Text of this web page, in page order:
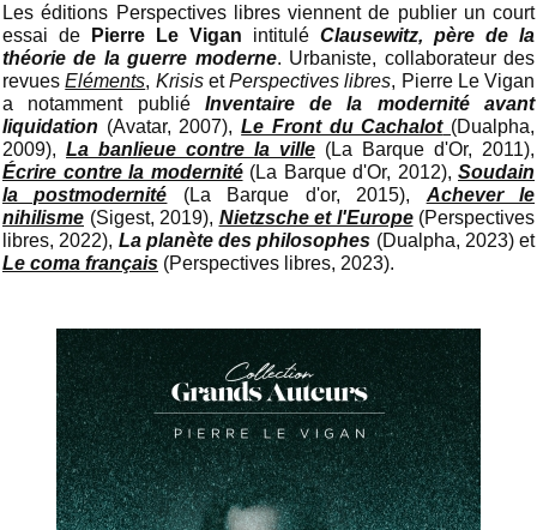
Les éditions Perspectives libres viennent de publier un court
essai de
Pierre Le Vigan intitulé Clausewitz, père de la
théorie de la guerre moderne. Urbaniste, collaborateur des
revuesEléments, KrisisetPerspectives libres, Pierre Le Vigan
a notamment publié Inventaire de la modernité avant
liquidation (Avatar, 2007),Le Front du Cachalot (Dualpha,
2009), La banlieue contre la ville (La Barque d'Or, 2011),
Écrire contre la modernité(La Barque d'Or, 2012), Soudain
la postmodernité (La Barque d'or, 2015), Achever le
nihilisme (Sigest, 2019), Nietzsche et l'Europe(Perspectives
libres, 2022), La planète des philosophes (Dualpha, 2023) et
Le coma français (Perspectives libres, 2023).